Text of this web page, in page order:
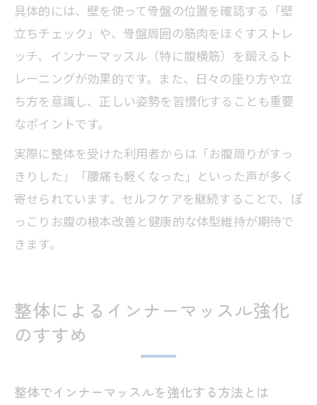
具体的には、壁を使って骨盤の位置を確認する「壁
立ちチェック」や、骨盤周囲の筋肉をほぐすストレ
ッチ、インナーマッスル（特に腹横筋）を鍛えるト
レーニングが効果的です。また、日々の座り方や立
ち方を意識し、正しい姿勢を習慣化することも重要
なポイントです。
実際に整体を受けた利用者からは「お腹周りがすっ
きりした」「腰痛も軽くなった」といった声が多く
寄せられています。セルフケアを継続することで、ぽ
っこりお腹の根本改善と健康的な体型維持が期待で
きます。
整体によるインナーマッスル強化
のすすめ
整体でインナーマッスルを強化する方法とは